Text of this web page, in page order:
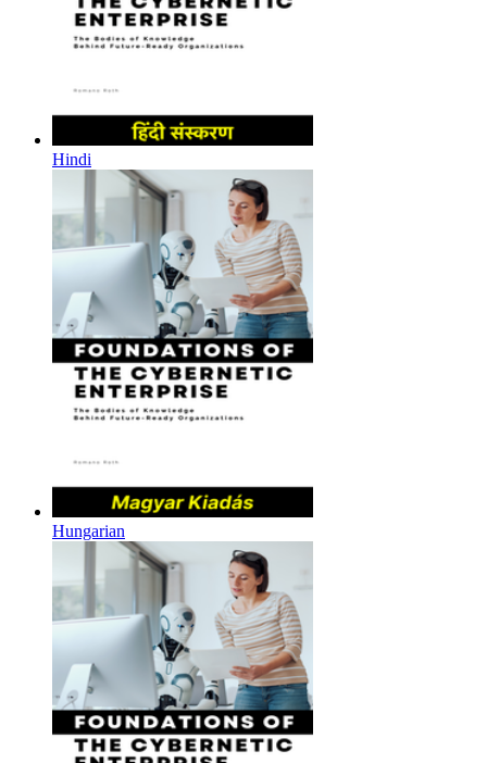
Hindi
Hungarian